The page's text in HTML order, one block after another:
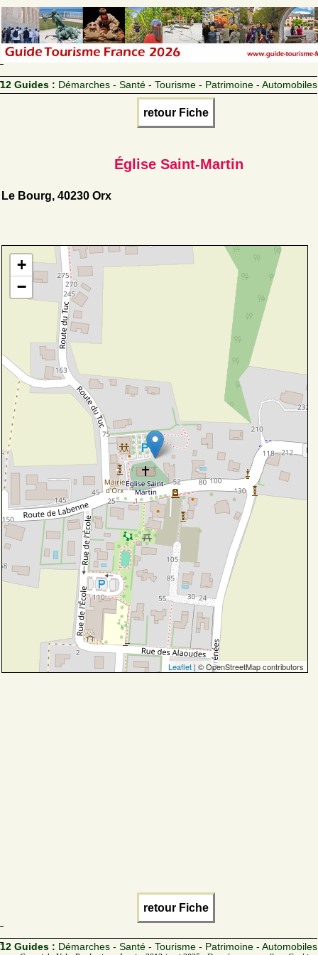
12 Guides : Démarches - Santé - Tourisme - Patrimoine - Automobiles
retour Fiche
Église Saint-Martin
Le Bourg, 40230 Orx
+
−
Leaflet| © OpenStreetMap contributors
retour Fiche
12 Guides : Démarches - Santé - Tourisme - Patrimoine - Automobiles